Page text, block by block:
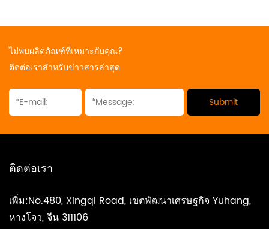
ไม่พบผลิตภัณฑ์ที่เหมาะกับคุณ?
ติดต่อเราสำหรับข่าวสารล่าสุด
ติดต่อเรา
เพิ่ม:No.480, Xingqi Road, เขตพัฒนาเศรษฐกิจ Yuhang,
หางโจว, จีน 311106